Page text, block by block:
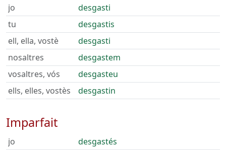
jo
desgasti
tu
desgastis
ell, ella, vostè
desgasti
nosaltres
desgastem
vosaltres, vós
desgasteu
ells, elles, vostès
desgastin
Imparfait
jo
desgastés